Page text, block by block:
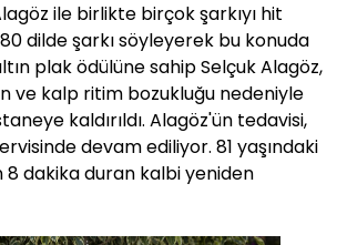
ile birlikte birçok şarkıyı hit
dilde şarkı söyleyerek bu konuda
plak ödülüne sahip Selçuk Alagöz,
ve kalp ritim bozukluğu nedeniyle
kaldırıldı. Alagöz'ün tedavisi,
devam ediliyor. 81 yaşındaki
8 dakika duran kalbi yeniden